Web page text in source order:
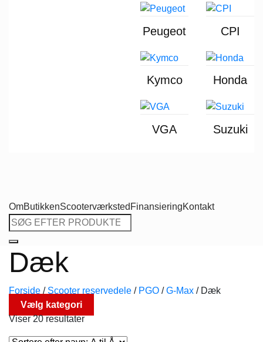
Peugeot CPI
Kymco Honda
VGA Suzuki
OmButikkenScooterværksted FinansieringKontakt
Søg
efter:
Dæk
Forside / Scooter reservedele / PGO / G-Max /Dæk
Vælg kategori
Viser 20 resultater